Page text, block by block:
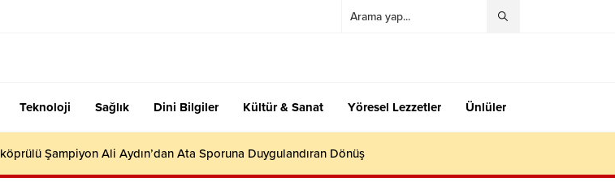
Teknoloji Sağlık Dini Bilgiler Kültür & Sanat Yöresel Lezzetler Ünlüler
Şampiyon Ali Aydın’dan Ata Sporuna Duygulandıran Dönüş